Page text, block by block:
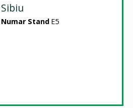
Sibiu
Numar Stand E5